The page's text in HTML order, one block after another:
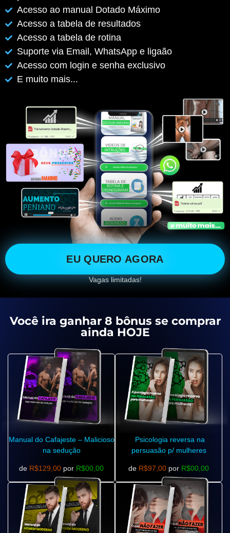
Acesso ao manual Dotado Máximo
Acesso a tabela de resultados
Acesso a tabela de rotina
Suporte via Email, WhatsApp e ligaão
Acesso com login e senha exclusivo
E muito mais...
EU QUERO AGORA
Vagas limitadas!
Você ira ganhar 8 bônus se comprar
ainda HOJE
Manual do Cafajeste – Malicioso
na sedução
de R$129,00 por R$00,00
Psicologia reversa na
persuasão p/ mulheres
de R$97,00 por R$00,00